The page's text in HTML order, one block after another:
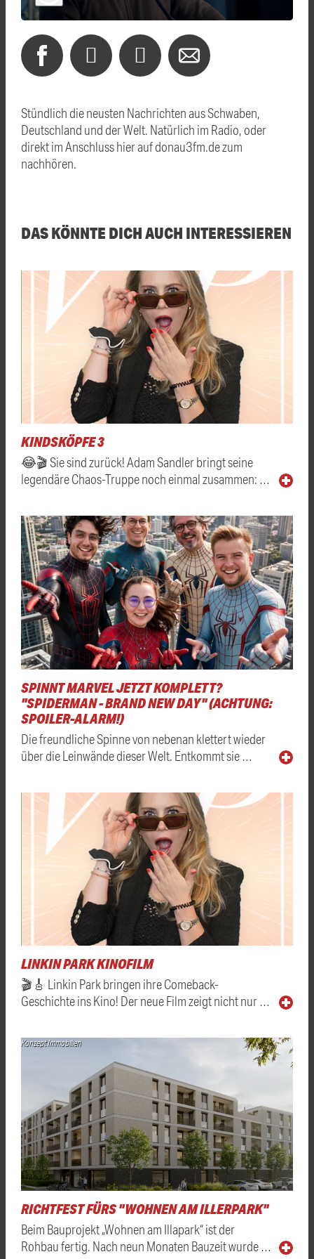
Stündlich die neusten Nachrichten aus Schwaben,
Deutschland und der Welt. Natürlich im Radio, oder
direkt im Anschluss hier auf donau3fm.de zum
nachhören.
DAS KÖNNTE DICH AUCH INTERESSIEREN
KINDSKÖPFE 3
😂🎬 Sie sind zurück! Adam Sandler bringt seine
legendäre Chaos-Truppe noch einmal zusammen: …
SPINNT MARVEL JETZT KOMPLETT?
"SPIDERMAN - BRAND NEW DAY" (ACHTUNG:
SPOILER-ALARM!)
Die freundliche Spinne von nebenan klettert wieder
über die Leinwände dieser Welt. Entkommt sie …
LINKIN PARK KINOFILM
🎬🎸 Linkin Park bringen ihre Comeback-
Geschichte ins Kino! Der neue Film zeigt nicht nur …
Konzept Immobilien
RICHTFEST FÜRS "WOHNEN AM ILLERPARK"
Beim Bauprojekt „Wohnen am Illapark“ ist der
Rohbau fertig. Nach neun Monaten Bauzeit wurde …